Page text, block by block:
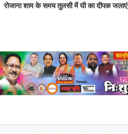
रोजाना शाम के समय तुलसी में घी का दीपक जलाएं